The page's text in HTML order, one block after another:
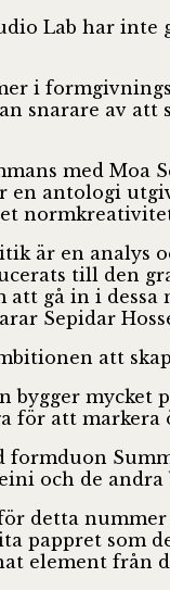
Lab har inte
i
snarare av att
med
en antologi
är en
till den
gå in i dessa
Sepidar
att
bygger
för att markera
formduon
och de
detta
pappret som
element